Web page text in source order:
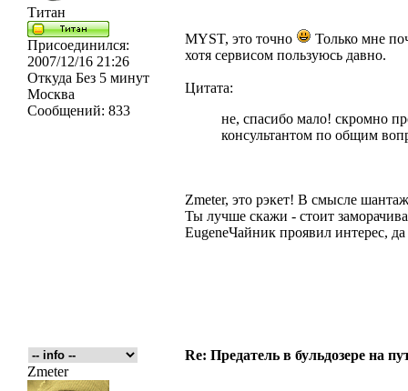
Титан
Присоединился:
2007/12/16 21:26
Откуда Без 5 минут
Москва
Сообщений: 833
MYST, это точно
Только мне
хотя сервисом пользуюсь давно.
Цитата:
не, спасибо мало! скромно
консультантом по общим
Zmeter, это рэкет! В смысле
Ты лучше скажи - стоит
EugeneЧайник проявил интерес,
Re: Предатель в бульдозере на
Zmeter